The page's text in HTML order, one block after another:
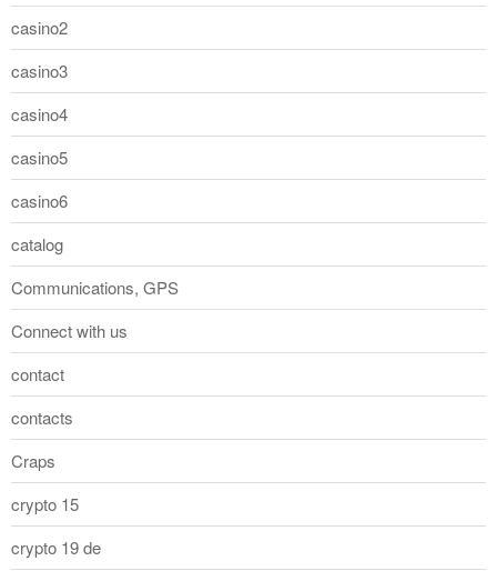
casino2
casino3
casino4
casino5
casino6
catalog
Communications, GPS
Connect with us
contact
contacts
Craps
crypto 15
crypto 19 de